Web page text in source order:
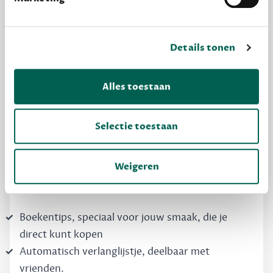
Details tonen
Alles toestaan
Selectie toestaan
Weigeren
Dewey Free
Krijg boekentips, persoonlijk voor jou en je
vrienden. Krijg én geef betere cadeaus.
Schrijf nu gratis in
Boekentips, speciaal voor jouw smaak, die je
direct kunt kopen
Automatisch verlanglijstje, deelbaar met
vrienden.